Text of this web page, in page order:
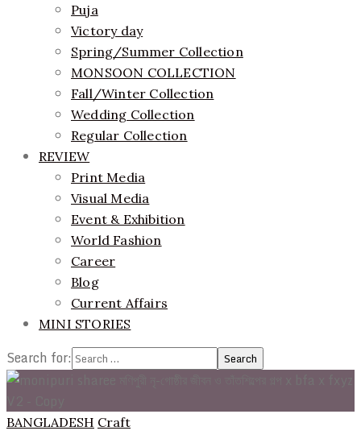
Puja
Victory day
Spring/Summer Collection
MONSOON COLLECTION
Fall/Winter Collection
Wedding Collection
Regular Collection
REVIEW
Print Media
Visual Media
Event & Exhibition
World Fashion
Career
Blog
Current Affairs
MINI STORIES
Search for:
BANGLADESH Craft